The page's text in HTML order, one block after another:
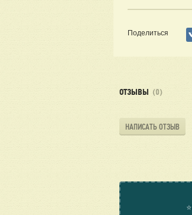
Поделиться
ОТЗЫВЫ (0)
НАПИСАТЬ ОТЗЫВ
⭐